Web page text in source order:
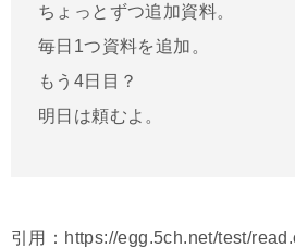
ちょっとずつ追加資料。
毎日1つ資料を追加。
もう4日目？
明日は頼むよ。
引用：https://egg.5ch.net/test/